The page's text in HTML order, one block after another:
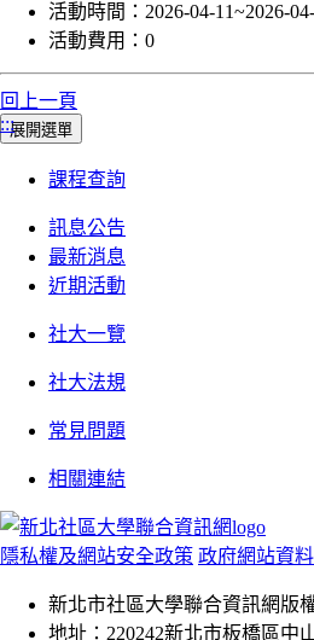
活動時間： 2026-04-11~2026-
活動費用： 0
回上一頁
:::展開選單
課程查詢
訊息公告
最新消息
近期活動
社大一覽
社大法規
常見問題
相關連結
隱私權及網站安全政策 政府網站資
新北市社區大學聯合資訊網版
地址：220242新北市板橋區中